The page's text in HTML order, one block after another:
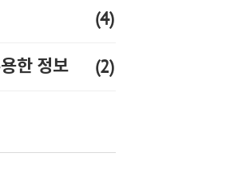
(4)
한 정보 (2)